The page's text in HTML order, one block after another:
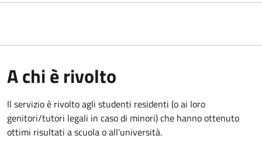
A chi è rivolto
Il servizio è rivolto agli studenti residenti (o ai loro
genitori/tutori legali in caso di minori) che hanno ottenuto
ottimi risultati a scuola o all'università.